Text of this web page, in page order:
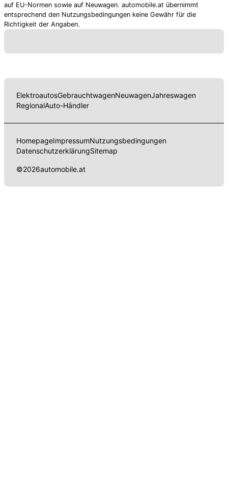
auf EU-Normen sowie auf Neuwagen. automobile.at übernimmt
entsprechend den Nutzungsbedingungen keine Gewähr für die
Richtigkeit der Angaben.
ElektroautosGebrauchtwagenNeuwagenJahreswagen
RegionalAuto-Händler
HomepageImpressumNutzungsbedingungen
DatenschutzerklärungSitemap
©2026automobile.at